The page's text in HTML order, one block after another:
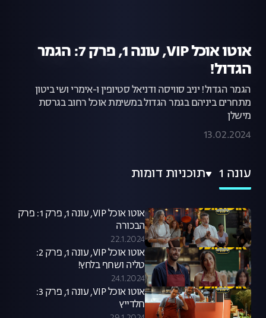
אוטו אוכל VIP, עונה 1, פרק 7: הגמר
הגדול!
הגמר הגדול! יניב סוויסה ודניאל סטיופין ו-אימרי ושי ביטון
מתחרים ביניהם בגמר הגדול במשימת אוכל רחוב בגרסת
מישלן
13.02.2024
עונה 1 תוכניות דומות
אוטו אוכל VIP, עונה 1, פרק 1: פרק
הבכורה
22.1.2024
אוטו אוכל VIP, עונה 1, פרק 2:
טליה ושחף בלחץ!
24.1.2024
אוטו אוכל VIP, עונה 1, פרק 3:
חלדייץ